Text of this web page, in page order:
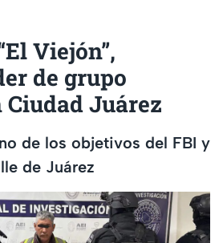
Viejón”,
de grupo
Juárez
de los objetivos del FBI y
de Juárez